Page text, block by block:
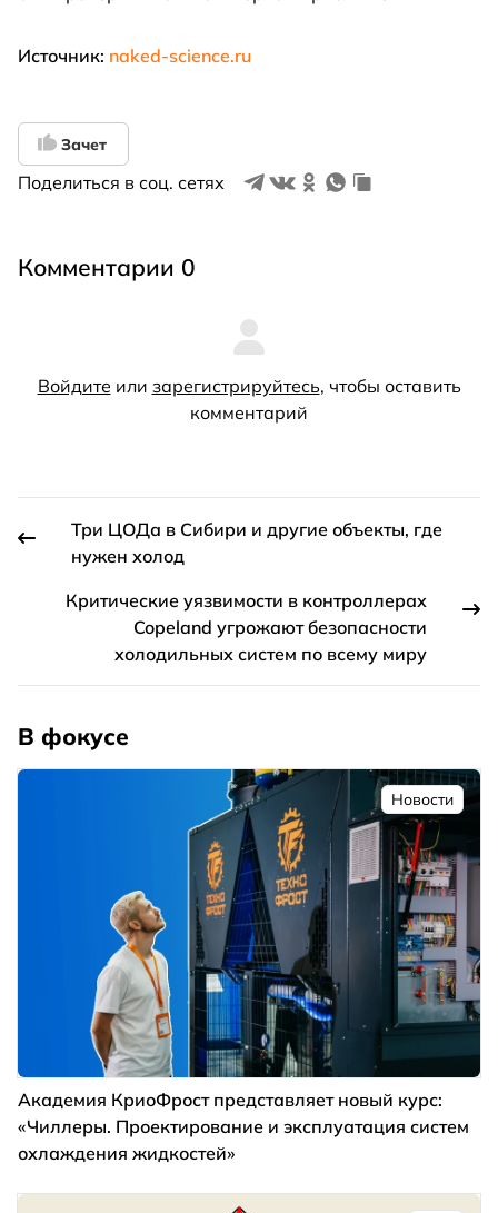
Источник: naked-science.ru
Зачет
Поделиться в соц. сетях
Комментарии 0
Войдите или зарегистрируйтесь, чтобы оставить
комментарий
Три ЦОДа в Сибири и другие объекты, где
нужен холод
Критические уязвимости в контроллерах
Copeland угрожают безопасности
холодильных систем по всему миру
В фокусе
Новости
Академия КриоФрост представляет новый курс:
«Чиллеры. Проектирование и эксплуатация систем
охлаждения жидкостей»